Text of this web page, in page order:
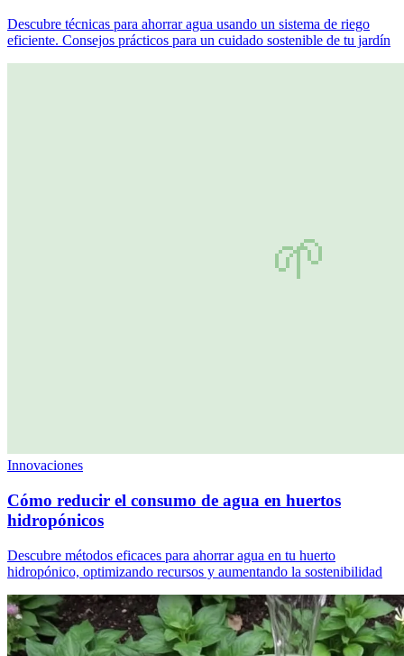
Descubre técnicas para ahorrar agua usando un sistema de riego
eficiente. Consejos prácticos para un cuidado sostenible de tu jardín
Innovaciones
Cómo reducir el consumo de agua en huertos
hidropónicos
Descubre métodos eficaces para ahorrar agua en tu huerto
hidropónico, optimizando recursos y aumentando la sostenibilidad